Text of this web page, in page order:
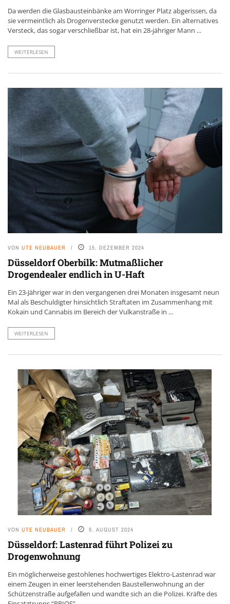
Da werden die Glasbausteinbänke am Worringer Platz abgerissen, da
sie vermeintlich als Drogenverstecke genutzt werden. Ein alternatives
Versteck, das sogar verschließbar ist, hat ein 28-jähriger Mann ...
WEITERLESEN
VON UTE NEUBAUER 15. DEZEMBER 2024
Düsseldorf Oberbilk: Mutmaßlicher
Drogendealer endlich in U-Haft
Ein 23-Jähriger war in den vergangenen drei Monaten insgesamt neun
Mal als Beschuldigter hinsichtlich Straftaten im Zusammenhang mit
Kokain und Cannabis im Bereich der Vulkanstraße in ...
WEITERLESEN
VON UTE NEUBAUER 9. AUGUST 2024
Düsseldorf: Lastenrad führt Polizei zu
Drogenwohnung
Ein möglicherweise gestohlenes hochwertiges Elektro-Lastenrad war
einem Zeugen in einer leerstehenden Baustellenwohnung an der
Schützenstraße aufgefallen und wandte sich an die Polizei. Kräfte des